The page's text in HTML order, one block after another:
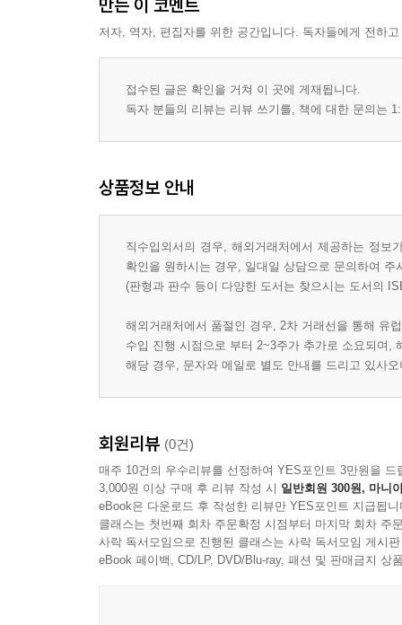
Ch. 24 Process
Appendix Co-Writing: The "No"-Free Zone
Permissions
Index
만든 이 코멘트
저자, 역자, 편집자를 위한 공간입니다. 독자들에게 전하
접수된 글은 확인을 거쳐 이 곳에 게재됩니다.
독자 분들의 리뷰는 리뷰 쓰기를, 책에 대한 문의는
상품정보 안내
직수입외서의 경우, 해외거래처에서 제공하는 정
확인을 원하시는 경우, 일대일 상담으로 문의하여 주
(판형과 판수 등이 다양한 도서는 찾으시는 도서의
해외거래처에서 품절인 경우, 2차 거래선을 통해 유
수입 진행 시점으로 부터 2~3주가 추가로 소요되며,
해당 경우, 문자와 메일로 별도 안내를 드리고 있사
회원리뷰 (0건)
매주 10건의 우수리뷰를 선정하여 YES포인트 3만원을 드
3,000원 이상 구매 후 리뷰 작성 시 일반회원 300원, 마니
eBook은 다운로드 후 작성한 리뷰만 YES포인트 지급됩니
클래스는 첫번째 회차 주문확정 시점부터 마지막 회차 주
사락 독서모임으로 진행된 클래스는 사락 독서모임 게시
eBook 페이백, CD/LP, DVD/Blu-ray, 패션 및 판매금지 상